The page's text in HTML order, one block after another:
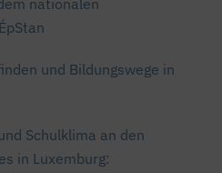
nationalen
und Bildungswege in
Schulklima an den
in Luxemburg: